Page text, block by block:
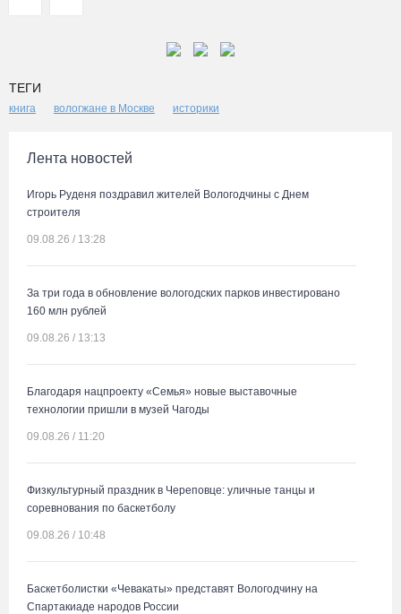
ТЕГИ
книга вологжане в Москве историки
Лента новостей
Игорь Руденя поздравил жителей Вологодчины с Днем
строителя
09.08.26 / 13:28
За три года в обновление вологодских парков инвестировано
160 млн рублей
09.08.26 / 13:13
Благодаря нацпроекту «Семья» новые выставочные
технологии пришли в музей Чагоды
09.08.26 / 11:20
Физкультурный праздник в Череповце: уличные танцы и
соревнования по баскетболу
09.08.26 / 10:48
Баскетболистки «Чевакаты» представят Вологодчину на
Спартакиаде народов России